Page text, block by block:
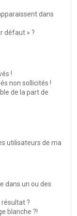
dans
défaut » ?
!
non sollicités !
de la part de
utilisateurs de ma
dans un ou des
?
blanche ?!